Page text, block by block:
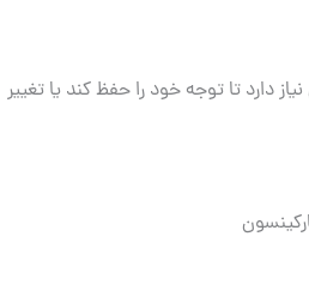
دارد تا توجه خود را حفظ کند یا تغییر